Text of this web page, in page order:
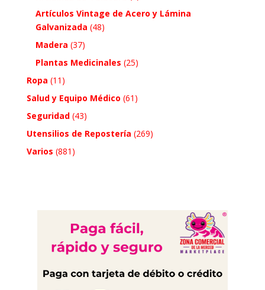
Artículos Vintage de Acero y Lámina
Galvanizada (48)
Madera (37)
Plantas Medicinales (25)
Ropa (11)
Salud y Equipo Médico (61)
Seguridad (43)
Utensilios de Repostería (269)
Varios (881)